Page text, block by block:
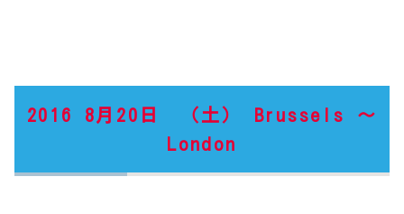
2016 8月20日 （土） Brussels ～
London